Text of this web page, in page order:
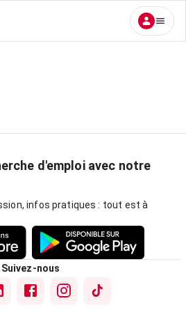
d'emploi avec notre
infos pratiques : tout est à
Suivez-nous